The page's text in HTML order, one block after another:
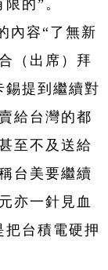
的”。
內容“了無新
（出席）拜
錫提到繼續對
給台灣的都
至不及送給
台美要繼續
亦一針見血
把台積電硬押